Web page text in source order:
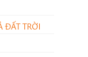
ĐẤT TRỜI